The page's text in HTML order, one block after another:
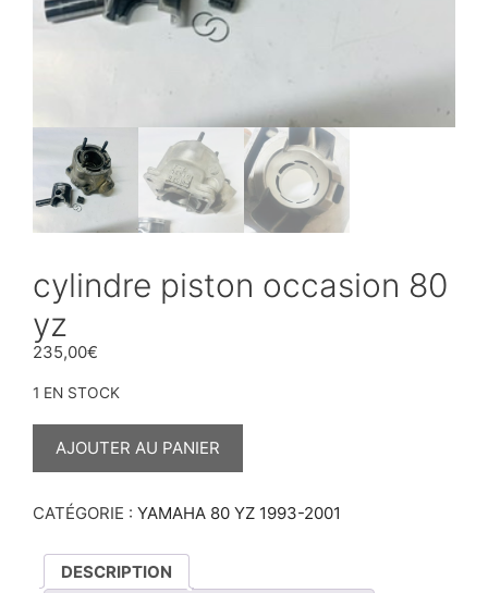
cylindre piston occasion 80
yz
235,00€
1 EN STOCK
QUANTITÉ
80
AJOUTER AU PANIER
CATÉGORIE : YAMAHA 80 YZ 1993-2001
DESCRIPTION